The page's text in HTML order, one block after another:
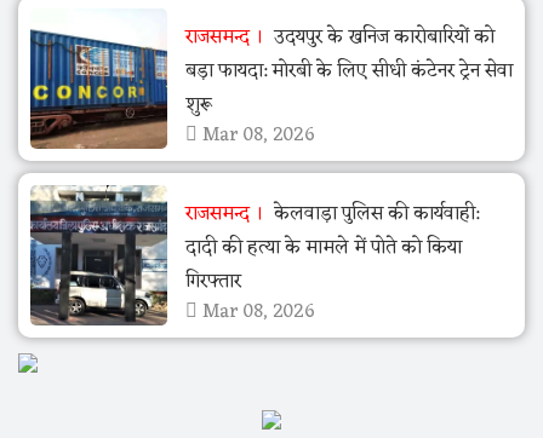
राजसमन्द
उदयपुर के खनिज कारोबारियों को
बड़ा फायदा: मोरबी के लिए सीधी कंटेनर ट्रेन सेवा
शुरू
Mar 08, 2026
राजसमन्द
केलवाड़ा पुलिस की कार्यवाही:
दादी की हत्या के मामले में पोते को किया
गिरफ्तार
Mar 08, 2026